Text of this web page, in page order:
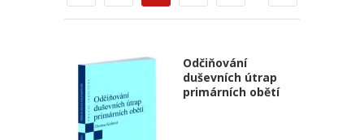
Odčiňování
duševních útrap
primárních obětí